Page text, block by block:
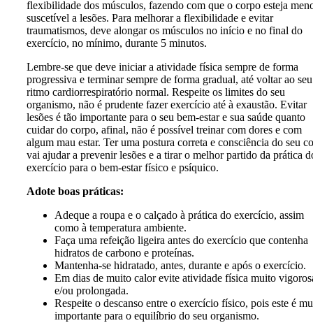
flexibilidade dos músculos, fazendo com que o corpo esteja
suscetível a lesões. Para melhorar a flexibilidade e evitar
traumatismos, deve alongar os músculos no início e no final do
exercício, no mínimo, durante 5 minutos.
Lembre-se que deve iniciar a atividade física sempre de forma
progressiva e terminar sempre de forma gradual, até voltar ao seu
ritmo cardiorrespiratório normal. Respeite os limites do seu
organismo, não é prudente fazer exercício até à exaustão. Evitar
lesões é tão importante para o seu bem-estar e sua saúde quanto
cuidar do corpo, afinal, não é possível treinar com dores e com
algum mau estar. Ter uma postura correta e consciência do seu
vai ajudar a prevenir lesões e a tirar o melhor partido da prática
exercício para o bem-estar físico e psíquico.
Adote boas práticas:
Adeque a roupa e o calçado à prática do exercício, assim
como à temperatura ambiente.
Faça uma refeição ligeira antes do exercício que contenha
hidratos de carbono e proteínas.
Mantenha-se hidratado, antes, durante e após o exercício.
Em dias de muito calor evite atividade física muito
e/ou prolongada.
Respeite o descanso entre o exercício físico, pois este é
importante para o equilíbrio do seu organismo.